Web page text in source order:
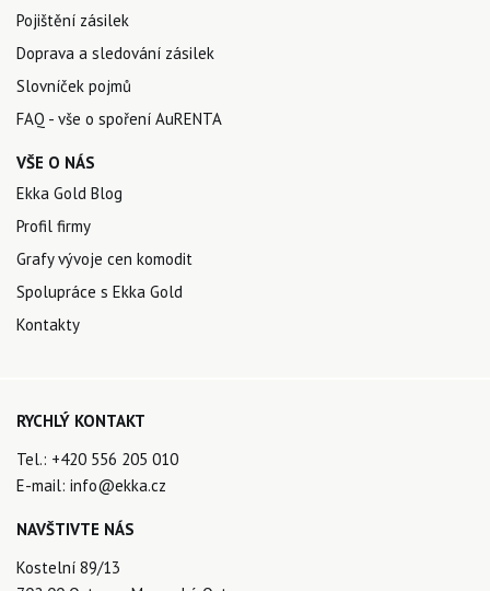
Pojištění zásilek
Doprava a sledování zásilek
Slovníček pojmů
FAQ - vše o spoření AuRENTA
VŠE O NÁS
Ekka Gold Blog
Profil firmy
Grafy vývoje cen komodit
Spolupráce s Ekka Gold
Kontakty
RYCHLÝ KONTAKT
Tel.: +420 556 205 010
E-mail: info@ekka.cz
NAVŠTIVTE NÁS
Kostelní 89/13